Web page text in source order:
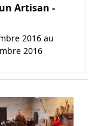
Artisan -
2016 au
2016